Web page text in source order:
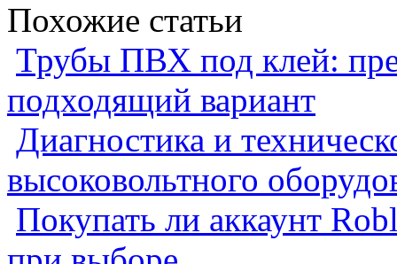
Похожие статьи
Трубы ПВХ под клей:
подходящий вариант
Диагностика и
высоковольтного
Покупать ли аккаунт